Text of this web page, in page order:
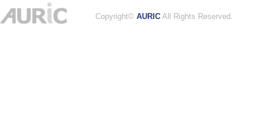
Copyright© AURIC All Rights Reserved.